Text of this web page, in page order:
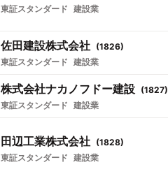
東証スタンダード 建設業
佐田建設株式会社 (1826)
東証スタンダード 建設業
株式会社ナカノフドー建設 (1827)
東証スタンダード 建設業
田辺工業株式会社 (1828)
東証スタンダード 建設業